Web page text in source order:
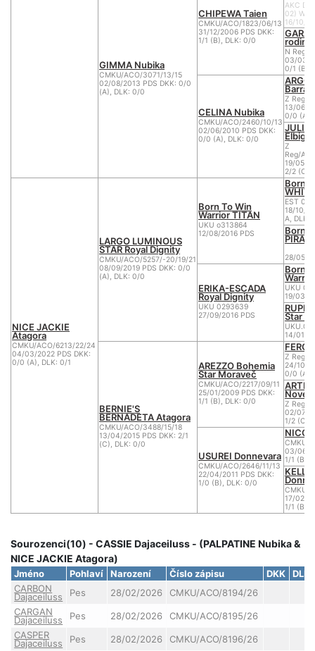
GIMMA Nubika
CMKU/ACO/3071/13/15
02/08/2013 PDS DKK: 0/0
(A), DLK: 0/0
CHIPEWA Taien
CMKU/ACO/1823/06/13
31/12/2006 PDS DKK:
1/1 (B), DLK: 0/0
AKC
02)
16/10/
GARA
rodiny
N Reg/
03/03/
0/1 (B)
CELINA Nubika
CMKU/ACO/2460/10/13
02/06/2010 PDS DKK:
0/0 (A), DLK: 0/0
ARGO
Z Reg/
13/06/
0/0 (A),
JULIE
Elbigi
Z
Reg/
19/05/
2/2 (C)
NICE JACKIE
Atagora
CMKU/ACO/6213/22/24
04/03/2022 PDS DKK:
0/0 (A), DLK: 0/1
LARGO LUMINOUS
STAR Royal Dignity
CMKU/ACO/5257/-20/19/21
08/09/2019 PDS DKK: 0/0
(A), DLK: 0/0
Born To Win
Warrior TITAN
UKU o313864
12/08/2016 PDS
Born
EST
18/10/
A, DLK:
Born
28/05/
ERIKA-ESCADA
Royal Dignity
UKU 0293639
27/09/2016 PDS
Born
UKU
19/03/
Star
14/01/
BERNIE'S
BERNADETA Atagora
CMKU/ACO/3488/15/18
13/04/2015 PDS DKK: 2/1
(C), DLK: 0/0
AREZZO Bohemia
Star Moraveč
CMKU/ACO/2217/09/11
25/01/2009 PDS DKK:
1/1 (B), DLK: 0/0
Z Reg/
24/10/
0/0 (A)
Z Reg/
02/07/
1/2 (C),
USUREI Donnevara
CMKU/ACO/2646/11/13
22/04/2011 PDS DKK:
1/0 (B), DLK: 0/0
NICO
CMKU/
03/06/
1/1 (B),
CMKU/
17/02/
1/1 (B)
Sourozenci(10) - CASSIE Dajaceiluss - (PALPATINE Nubika &
NICE JACKIE Atagora)
Jméno Pohlaví Narození Číslo zápisu DKK
DLK
CARBON
Dajaceiluss Pes 28/02/2026
CMKU/ACO/8194/26
CARGAN
Dajaceiluss Pes 28/02/2026
CMKU/ACO/8195/26
CASPER
Dajaceiluss Pes 28/02/2026
CMKU/ACO/8196/26